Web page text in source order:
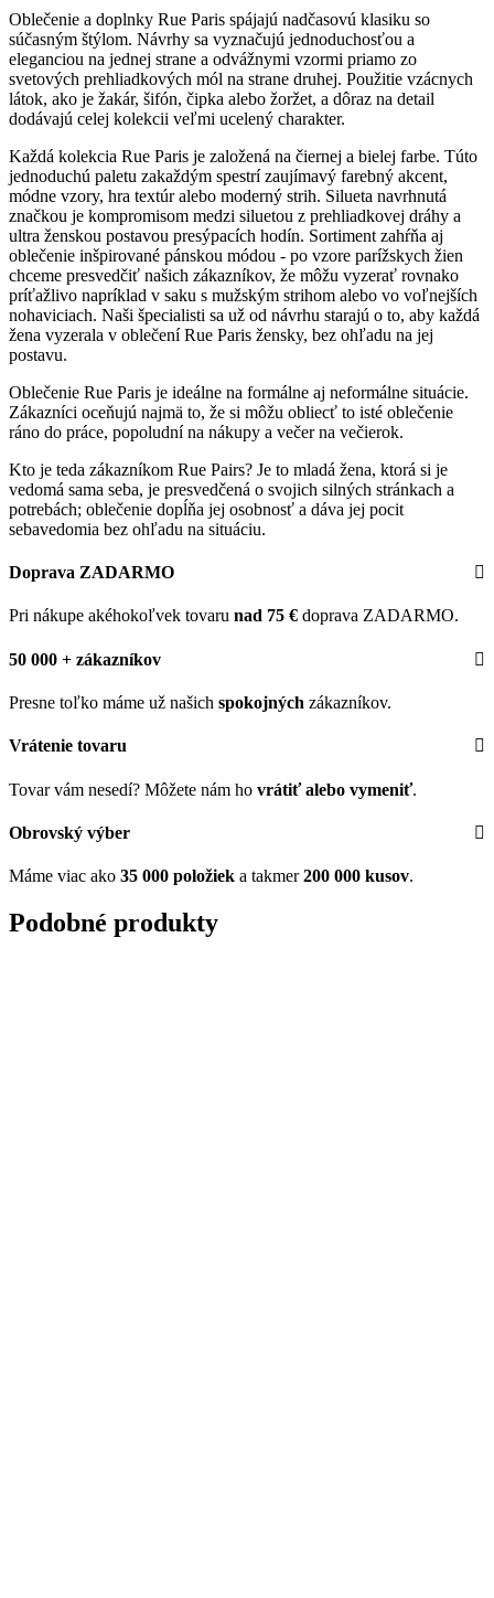
Oblečenie a doplnky Rue Paris spájajú nadčasovú klasiku so
súčasným štýlom. Návrhy sa vyznačujú jednoduchosťou a
eleganciou na jednej strane a odvážnymi vzormi priamo zo
svetových prehliadkových mól na strane druhej. Použitie vzácnych
látok, ako je žakár, šifón, čipka alebo žoržet, a dôraz na detail
dodávajú celej kolekcii veľmi ucelený charakter.
Každá kolekcia Rue Paris je založená na čiernej a bielej farbe. Túto
jednoduchú paletu zakaždým spestrí zaujímavý farebný akcent,
módne vzory, hra textúr alebo moderný strih. Silueta navrhnutá
značkou je kompromisom medzi siluetou z prehliadkovej dráhy a
ultra ženskou postavou presýpacích hodín. Sortiment zahŕňa aj
oblečenie inšpirované pánskou módou - po vzore parížskych žien
chceme presvedčiť našich zákazníkov, že môžu vyzerať rovnako
príťažlivo napríklad v saku s mužským strihom alebo vo voľnejších
nohaviciach. Naši špecialisti sa už od návrhu starajú o to, aby každá
žena vyzerala v oblečení Rue Paris žensky, bez ohľadu na jej
postavu.
Oblečenie Rue Paris je ideálne na formálne aj neformálne situácie.
Zákazníci oceňujú najmä to, že si môžu obliecť to isté oblečenie
ráno do práce, popoludní na nákupy a večer na večierok.
Kto je teda zákazníkom Rue Pairs? Je to mladá žena, ktorá si je
vedomá sama seba, je presvedčená o svojich silných stránkach a
potrebách; oblečenie dopĺňa jej osobnosť a dáva jej pocit
sebavedomia bez ohľadu na situáciu.
Doprava ZADARMO
Pri nákupe akéhokoľvek tovaru nad 75 € doprava ZADARMO.
50 000 + zákazníkov
Presne toľko máme už našich spokojných zákazníkov.
Vrátenie tovaru
Tovar vám nesedí? Môžete nám ho vrátiť alebo vymeniť.
Obrovský výber
Máme viac ako 35 000 položiek a takmer200 000 kusov.
Podobné produkty